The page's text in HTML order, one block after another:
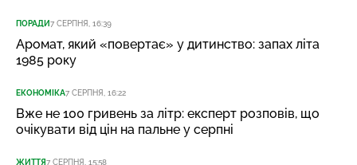
ПОРАДИ7 СЕРПНЯ, 16:39
Аромат, який «повертає» у дитинство: запах літа
1985 року
ЕКОНОМІКА7 СЕРПНЯ, 16:22
Вже не 100 гривень за літр: експерт розповів, що
очікувати від цін на пальне у серпні
ЖИТТЯ7 СЕРПНЯ, 15:58